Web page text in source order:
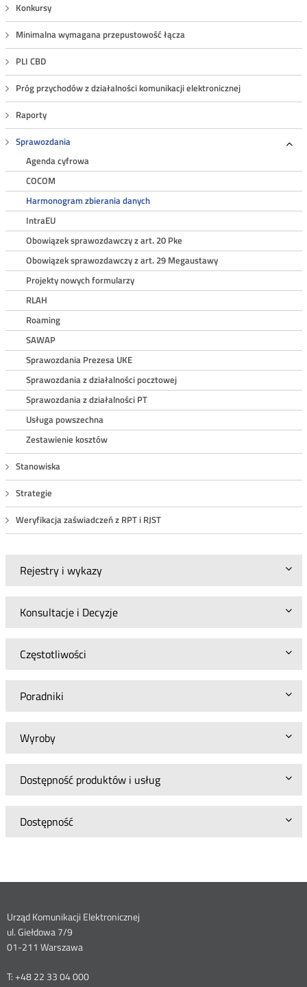
Konkursy
Minimalna wymagana przepustowość łącza
PLI CBD
Próg przychodów z działalności komunikacji elektronicznej
Raporty
Sprawozdania
Agenda cyfrowa
COCOM
Harmonogram zbierania danych
IntraEU
Obowiązek sprawozdawczy z art. 20 Pke
Obowiązek sprawozdawczy z art. 29 Megaustawy
Projekty nowych formularzy
RLAH
Roaming
SAWAP
Sprawozdania Prezesa UKE
Sprawozdania z działalności pocztowej
Sprawozdania z działalności PT
Usługa powszechna
Zestawienie kosztów
Stanowiska
Strategie
Weryfikacja zaświadczeń z RPT i RJST
Rejestry i wykazy
Konsultacje i Decyzje
Częstotliwości
Poradniki
Wyroby
Dostępność produktów i usług
Dostępność
Dane
kontaktowe
Urząd Komunikacji Elektronicznej
ul. Giełdowa 7/9
01-211 Warszawa
T: +48 22 33 04 000